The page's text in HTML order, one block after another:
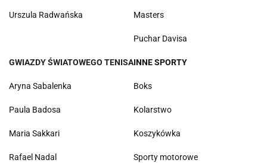
Urszula Radwańska Masters
Puchar Davisa
GWIAZDY ŚWIATOWEGO TENISA
Aryna Sabalenka
Paula Badosa
Maria Sakkari
Rafael Nadal
INNE SPORTY
Boks
Kolarstwo
Koszykówka
Sporty motorowe